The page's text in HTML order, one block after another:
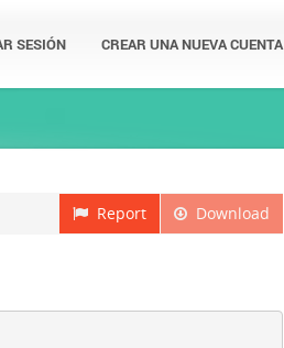
SESIÓN CREAR UNA NUEVA CUENTA
Download
Report